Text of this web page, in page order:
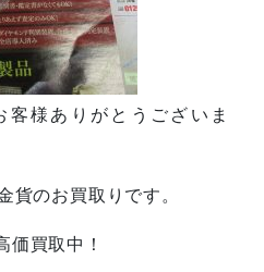
様ありがとうございま
貨のお買取りです。
価買取中！